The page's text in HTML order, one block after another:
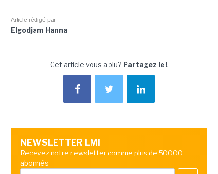
Article rédigé par
Elgodjam Hanna
Cet article vous a plu? Partagez le !
NEWSLETTER LMI
Recevez notre newsletter comme plus de 50000
abonnés